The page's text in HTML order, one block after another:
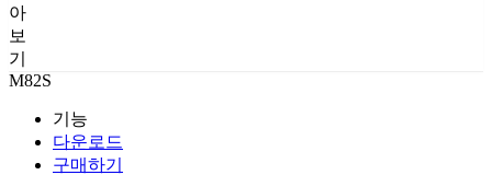
아
보
기
M82S
기능
다운로드
구매하기